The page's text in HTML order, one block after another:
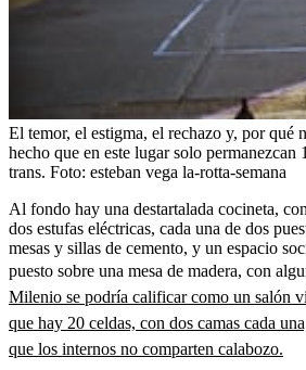
El temor, el estigma, el rechazo y, por qué
hecho que en este lugar solo permanezcan
trans. Foto: esteban vega la-rotta-semana
Al fondo hay una destartalada cocineta,
dos estufas eléctricas, cada una de dos
mesas y sillas de cemento, y un espacio
puesto sobre una mesa de madera, con
Milenio se podría calificar como un salón
que hay 20 celdas, con dos camas cada
que los internos no comparten calabozo.